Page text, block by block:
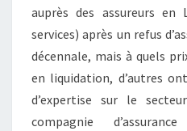
auprès des assureurs
services) après un refus
décennale, mais à quels
en liquidation, d’autres
d’expertise sur le
compagnie